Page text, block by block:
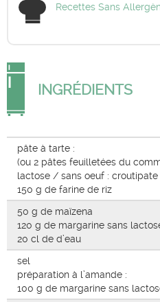
Recettes Sans
INGRÉDIENTS
pâte à tarte :
(ou 2 pâtes feuilletées du
lactose / sans oeuf :
150 g de farine de riz
50 g de maïzena
120 g de margarine sans
20 cl de d’eau
sel
préparation à l’amande :
100 g de margarine sans